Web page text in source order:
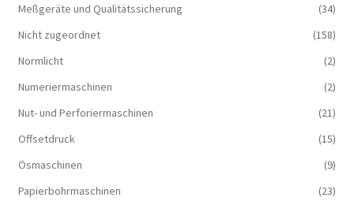
Meßgeräte und Qualitätssicherung
(34)
Nicht zugeordnet
(158)
Normlicht
(2)
Numeriermaschinen
(2)
Nut- und Perforiermaschinen
(21)
Offsetdruck
(15)
Ösmaschinen
(9)
Papierbohrmaschinen
(23)